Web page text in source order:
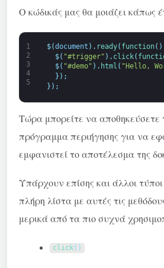
Ο κώδικάς μας θα μοιάζει κάπως
1
2
3
4
5
$(document ) . ready( function( )
$( "#trigger" ) . click(
$( "#demo" ) . html ( "Hello,
} ) ;
} ) ;
Τώρα μπορείτε να αποθηκεύσετε
πρόγραμμα περιήγησης για να
εμφανιστεί το αποτέλεσμα της
Υπάρχουν επίσης και άλλοι
πλήρη λίστα με αυτές τις
μερικά από τα πιο συχνά
click( )